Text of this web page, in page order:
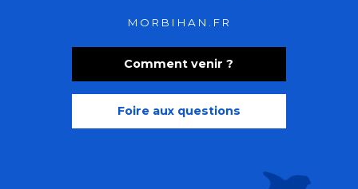
Comment venir ?
Foire aux questions
MORBIHAN.FR